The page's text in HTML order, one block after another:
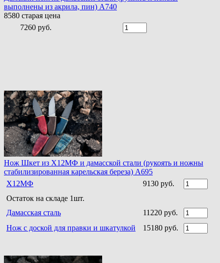
выполнены из акрила, пин) A740
8580 старая цена
7260 руб.
Нож Шкет из Х12МФ и дамасской стали (рукоять и ножны
стабилизированная карельская береза) A695
Х12МФ
9130 руб.
Остаток на складе 1шт.
Дамасская сталь
11220 руб.
Нож с доской для правки и шкатулкой
15180 руб.